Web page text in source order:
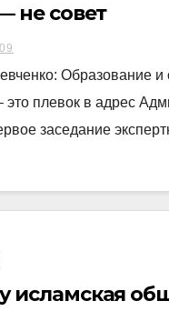
не совет
Образование и
это плевок в адрес
заседание
исламская